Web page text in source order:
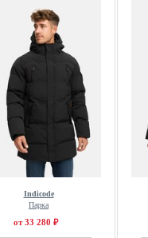
Indicode
Парка
от 33 280 ₽